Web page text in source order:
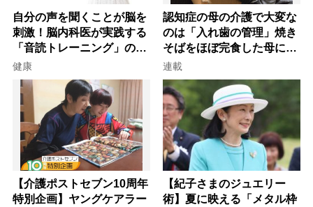
自分の声を聞くことが脳を
刺激！脳内科医が実践する
「音読トレーニング」の極
意
健康
認知症の母の介護で大変な
のは「入れ歯の管理」焼き
そばをほぼ完食した母に息
子が血の気が引いた理由
連載
【介護ポストセブン10周年
特別企画】ヤングケアラー
【紀子さまのジュエリー
術】夏に映える「メタル枠